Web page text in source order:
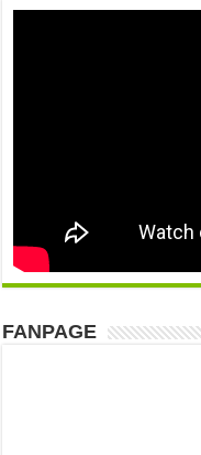
FANPAGE